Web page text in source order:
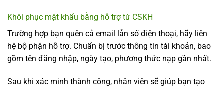
Khôi phục mật khẩu bằng hỗ trợ từ CSKH
Trường hợp bạn quên cả email lẫn số điện thoại, hãy liên
hệ bộ phận hỗ trợ. Chuẩn bị trước thông tin tài khoản, bao
gồm tên đăng nhập, ngày tạo, phương thức nạp gần nhất.
Sau khi xác minh thành công, nhân viên sẽ giúp bạn tạo